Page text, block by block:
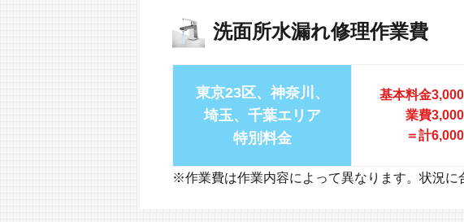
洗面所水漏れ修理作業費
東京23区、神奈川、
埼玉、千葉エリア
特別料金
基本料金
業費
＝計
※作業費は作業内容によって異なります。状況に